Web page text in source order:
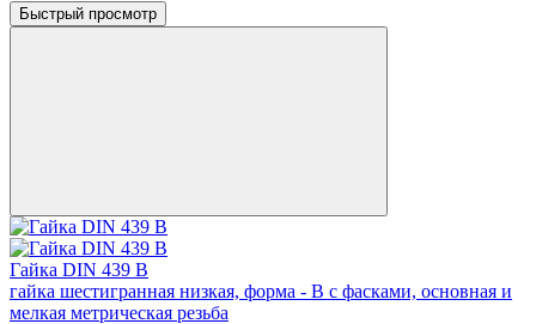
Быстрый просмотр
Гайка DIN 439 В
гайка шестигранная низкая, форма - В с фасками, основная и
мелкая метрическая резьба